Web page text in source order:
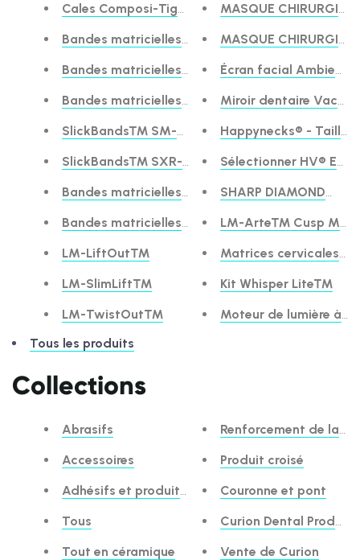
Cales Composi-Tight® 3D Fusion™
Bandes matricielles Composi-Tight® série B
Bandes matricielles en or Composi-Tight
Bandes matricielles Composi-Tight® série M
SlickBands™ SM-Series Matrix Bands
SlickBands™ SXR-Series Matrix Bands
Bandes matricielles à courbure complète
Bandes matricielles fermes Composi-Tight® 3D
LM-LiftOut™
LM-SlimLift™
LM-TwistOut™
MASQUE
MASQUE
Écran facial
Miroir dentaire
Happynecks® - Taille
Sélectionner HV® Etch
SHARP DIAMOND™
LM-Arte™ Cusp
Matrices cervicales LM
Kit Whisper Lite™
Moteur de lumière à
Tous les produits
Collections
Abrasifs
Accessoires
Adhésifs et produits de gravure
Tous
Tout en céramique
Renforcement de la
Produit croisé
Couronne et pont
Curion Dental
Vente de Curion